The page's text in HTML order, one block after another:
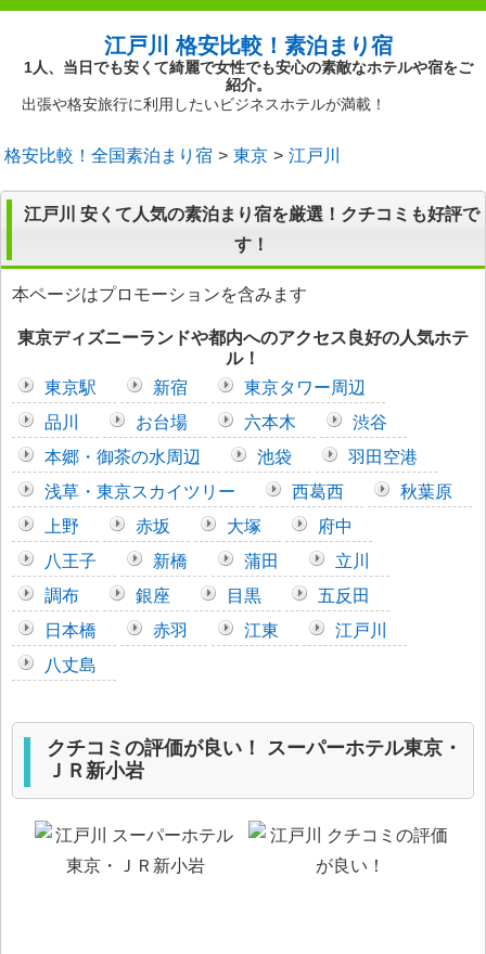
江戸川 格安比較！素泊まり宿
1人、当日でも安くて綺麗で女性でも安心の素敵なホテルや宿をご
紹介。
出張や格安旅行に利用したいビジネスホテルが満載！
格安比較！全国素泊まり宿 東京 江戸川
江戸川 安くて人気の素泊まり宿を厳選！クチコミも好評で
す！
本ページはプロモーションを含みます
東京ディズニーランドや都内へのアクセス良好の人気ホテ
ル！
東京駅
新宿
東京タワー周辺
品川
お台場 六本木
渋谷
本郷・御茶の水周辺
池袋
羽田空港
浅草・東京スカイツリー
西葛西
秋葉原
上野
赤坂 大塚
府中
八王子
新橋 蒲田
立川
調布
銀座 目黒
五反田
日本橋
赤羽 江東
江戸川
八丈島
クチコミの評価が良い！ スーパーホテル東京・
ＪＲ新小岩